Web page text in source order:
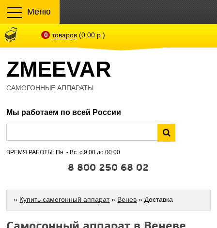
Меню
0 товаров (0.00 р.)
ZMEEVAR
САМОГОННЫЕ АППАРАТЫ
Мы работаем по всей России
ВРЕМЯ РАБОТЫ: Пн. - Вс. с 9:00 до 00:00
8 800 250 68 02
» Купить самогонный аппарат» Венев » Доставка